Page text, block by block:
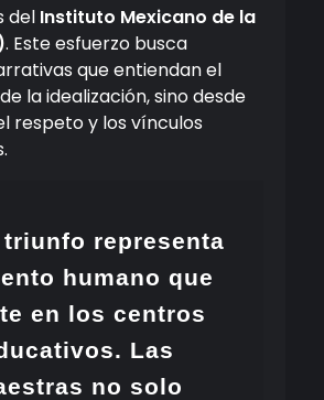
del Instituto Mexicano de la
. Este esfuerzo busca
que entiendan el
la idealización, sino desde
respeto y los vínculos
triunfo representa
humano que
en los centros
Las
no solo